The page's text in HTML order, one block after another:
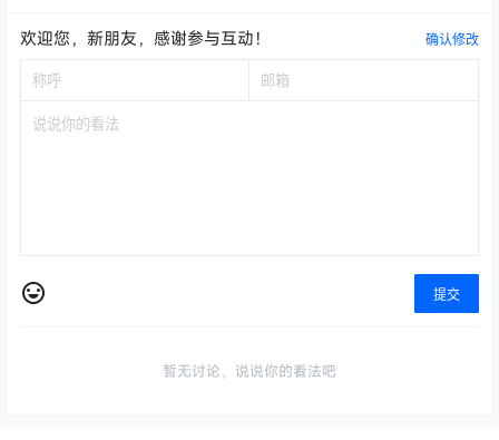
欢迎您，新朋友，感谢参与互动！ 确认修改
提交
暂无讨论，说说你的看法吧